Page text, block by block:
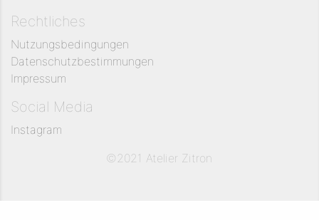
Rechtliches
Nutzungsbedingungen
Datenschutzbestimmungen
Impressum
Social Media
Instagram
©2021 Atelier Zitron